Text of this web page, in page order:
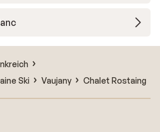
Ski
Vaujany Chalet Rostaing